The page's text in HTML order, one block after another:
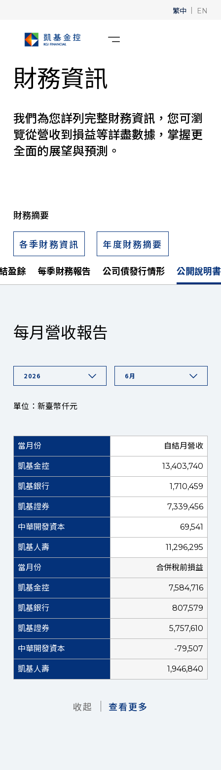
繁中 | EN
財務資訊
我們為您詳列完整財務資訊，您可瀏
覽從營收到損益等詳盡數據，掌握更
全面的展望與預測。
財務摘要
各季財務資訊 年度財務摘要
盈餘 每季財務報告 公司債發行情形 公開說明書
每月營收報告
2026 6月
單位：新臺幣仟元
自結月營收
13,403,740
1,710,459
7,339,456
69,541
11,296,295
合併稅前損益
7,584,716
807,579
5,757,610
-79,507
1,946,840
收起 查看更多